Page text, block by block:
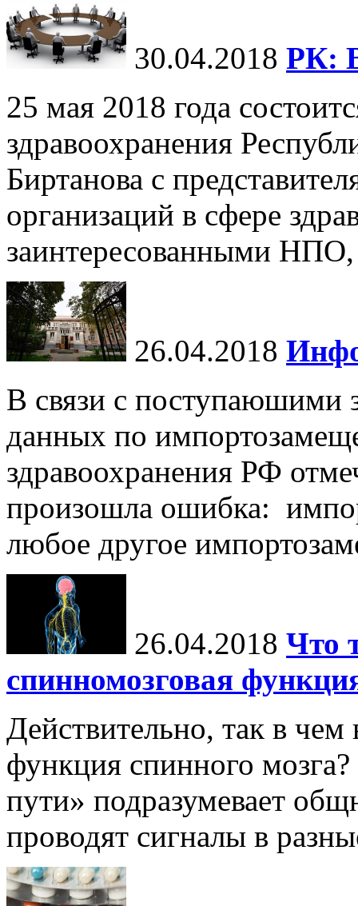
30.04.2018 РК:
25 мая 2018 года
здравоохранения
Биртанова с
организаций в сфере
заинтересованными НПО,
26.04.2018
В связи с поступаюшими
данных по
здравоохранения РФ
произошла ошибка:
любое другое
26.04.2018 Что
спинномозговая
Действительно, так в
функция спинного
пути» подразумевает
проводят сигналы в